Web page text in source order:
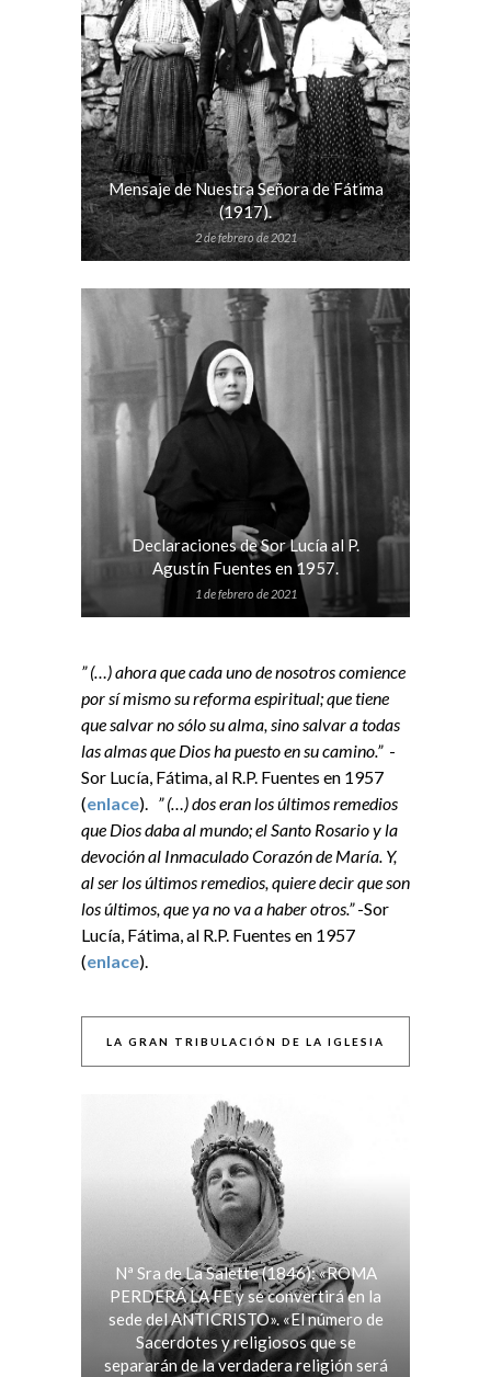
Mensaje de Nuestra Señora de Fátima
(1917).
2 de febrero de 2021
Declaraciones de Sor Lucía al P.
Agustín Fuentes en 1957.
1 de febrero de 2021
” (…) ahora que cada uno de nosotros comience
por sí mismo su reforma espiritual; que tiene
que salvar no sólo su alma, sino salvar a todas
las almas que Dios ha puesto en su camino.” -
Sor Lucía, Fátima, al R.P. Fuentes en 1957
(enlace). ” (…) dos eran los últimos remedios
que Dios daba al mundo; el Santo Rosario y la
devoción al Inmaculado Corazón de María. Y,
al ser los últimos remedios, quiere decir que son
los últimos, que ya no va a haber otros.”-Sor
Lucía, Fátima, al R.P. Fuentes en 1957
(enlace).
LA GRAN TRIBULACIÓN DE LA IGLESIA
Nª Sra de La Salette (1846): «ROMA
PERDERÁ LA FE y se convertirá en la
sede del ANTICRISTO». «El número de
Sacerdotes y religiosos que se
separarán de la verdadera religión será